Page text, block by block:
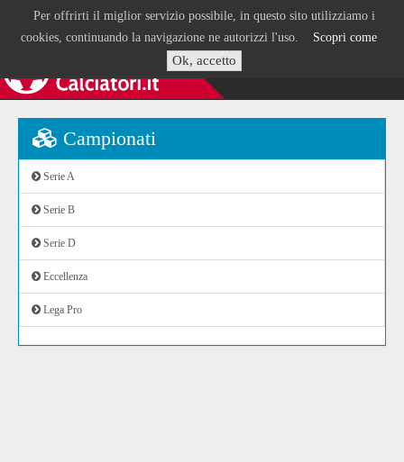
Per offrirti il miglior servizio possibile, in questo sito utilizziamo i
cookies, continuando la navigazione ne autorizzi l'uso. Scopri come
Ok, accetto
Campionati
Serie A
Serie B
Serie D
Eccellenza
Lega Pro